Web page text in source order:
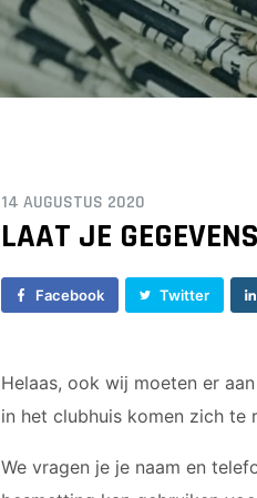
14 AUGUSTUS 2020
LAAT JE
Facebook Twitter
Helaas, ook wij moeten er
in het clubhuis komen zich te
We vragen je je naam en